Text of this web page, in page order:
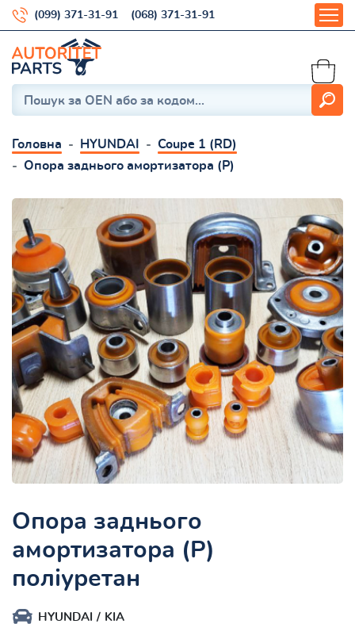
(099) 371-31-91 (068) 371-31-91
Головна HYUNDAI
Coupe 1 (RD)
Опора заднього амортизатора (Р)
Опора заднього
амортизатора (Р)
поліуретан
HYUNDAI KIA